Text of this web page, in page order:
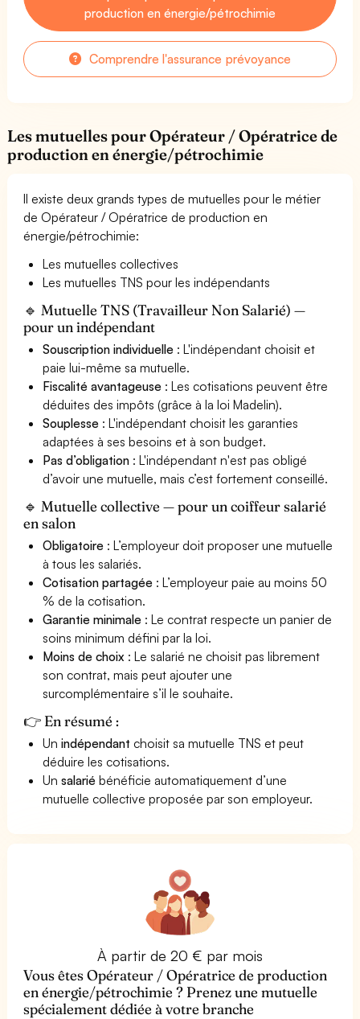
production en énergie/pétrochimie
Comprendre l'assurance prévoyance
Les mutuelles pour Opérateur / Opératrice de
production en énergie/pétrochimie
Il existe deux grands types de mutuelles pour le métier
de Opérateur / Opératrice de production en
énergie/pétrochimie:
Les mutuelles collectives
Les mutuelles TNS pour les indépendants
🔹 Mutuelle TNS (Travailleur Non Salarié) —
pour un indépendant
Souscription individuelle : L'indépendant choisit et
paie lui-même sa mutuelle.
Fiscalité avantageuse : Les cotisations peuvent être
déduites des impôts (grâce à la loi Madelin).
Souplesse : L'indépendant choisit les garanties
adaptées à ses besoins et à son budget.
Pas d’obligation : L'indépendant n'est pas obligé
d’avoir une mutuelle, mais c’est fortement conseillé.
🔹 Mutuelle collective — pour un coiffeur salarié
en salon
Obligatoire : L’employeur doit proposer une mutuelle
à tous les salariés.
Cotisation partagée : L’employeur paie au moins 50
% de la cotisation.
Garantie minimale : Le contrat respecte un panier de
soins minimum défini par la loi.
Moins de choix : Le salarié ne choisit pas librement
son contrat, mais peut ajouter une
surcomplémentaire s’il le souhaite.
👉 En résumé :
Unindépendant choisit sa mutuelle TNS et peut
déduire les cotisations.
Unsalarié bénéficie automatiquement d’une
mutuelle collective proposée par son employeur.
À partir de 20 € par mois
Vous êtes Opérateur / Opératrice de production
en énergie/pétrochimie ? Prenez une mutuelle
spécialement dédiée à votre branche